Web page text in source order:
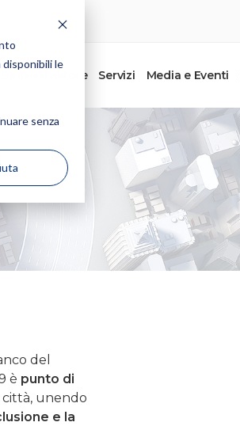
le
senza
Diritto d’autore Servizi Media e Eventi
del
è punto di
unendo
e la